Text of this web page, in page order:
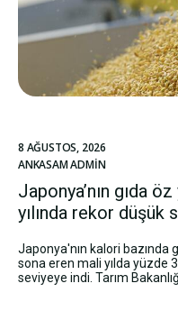
8 AĞUSTOS, 2026
ANKASAM ADMIN
Japonya’nın gıda
yılında rekor düşük
Japonya'nın kalori bazında
sona eren mali yılda yüzde
seviyeye indi. Tarım